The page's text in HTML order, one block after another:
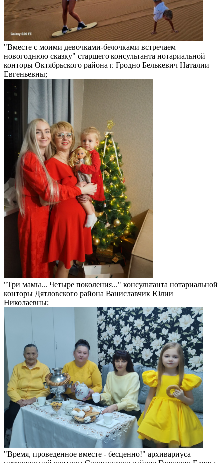
"Вместе с моими девочками-белочками встречаем
новогоднюю сказку" старшего консультанта нотариальной
конторы Октябрьского района г. Гродно Белькевич Наталии
Евгеньевны;
"Три мамы... Четыре поколения..." консультанта нотариальной
конторы Дятловского района Ваниславчик Юлии
Николаевны;
"Время, проведенное вместе - бесценно!" архивариуса